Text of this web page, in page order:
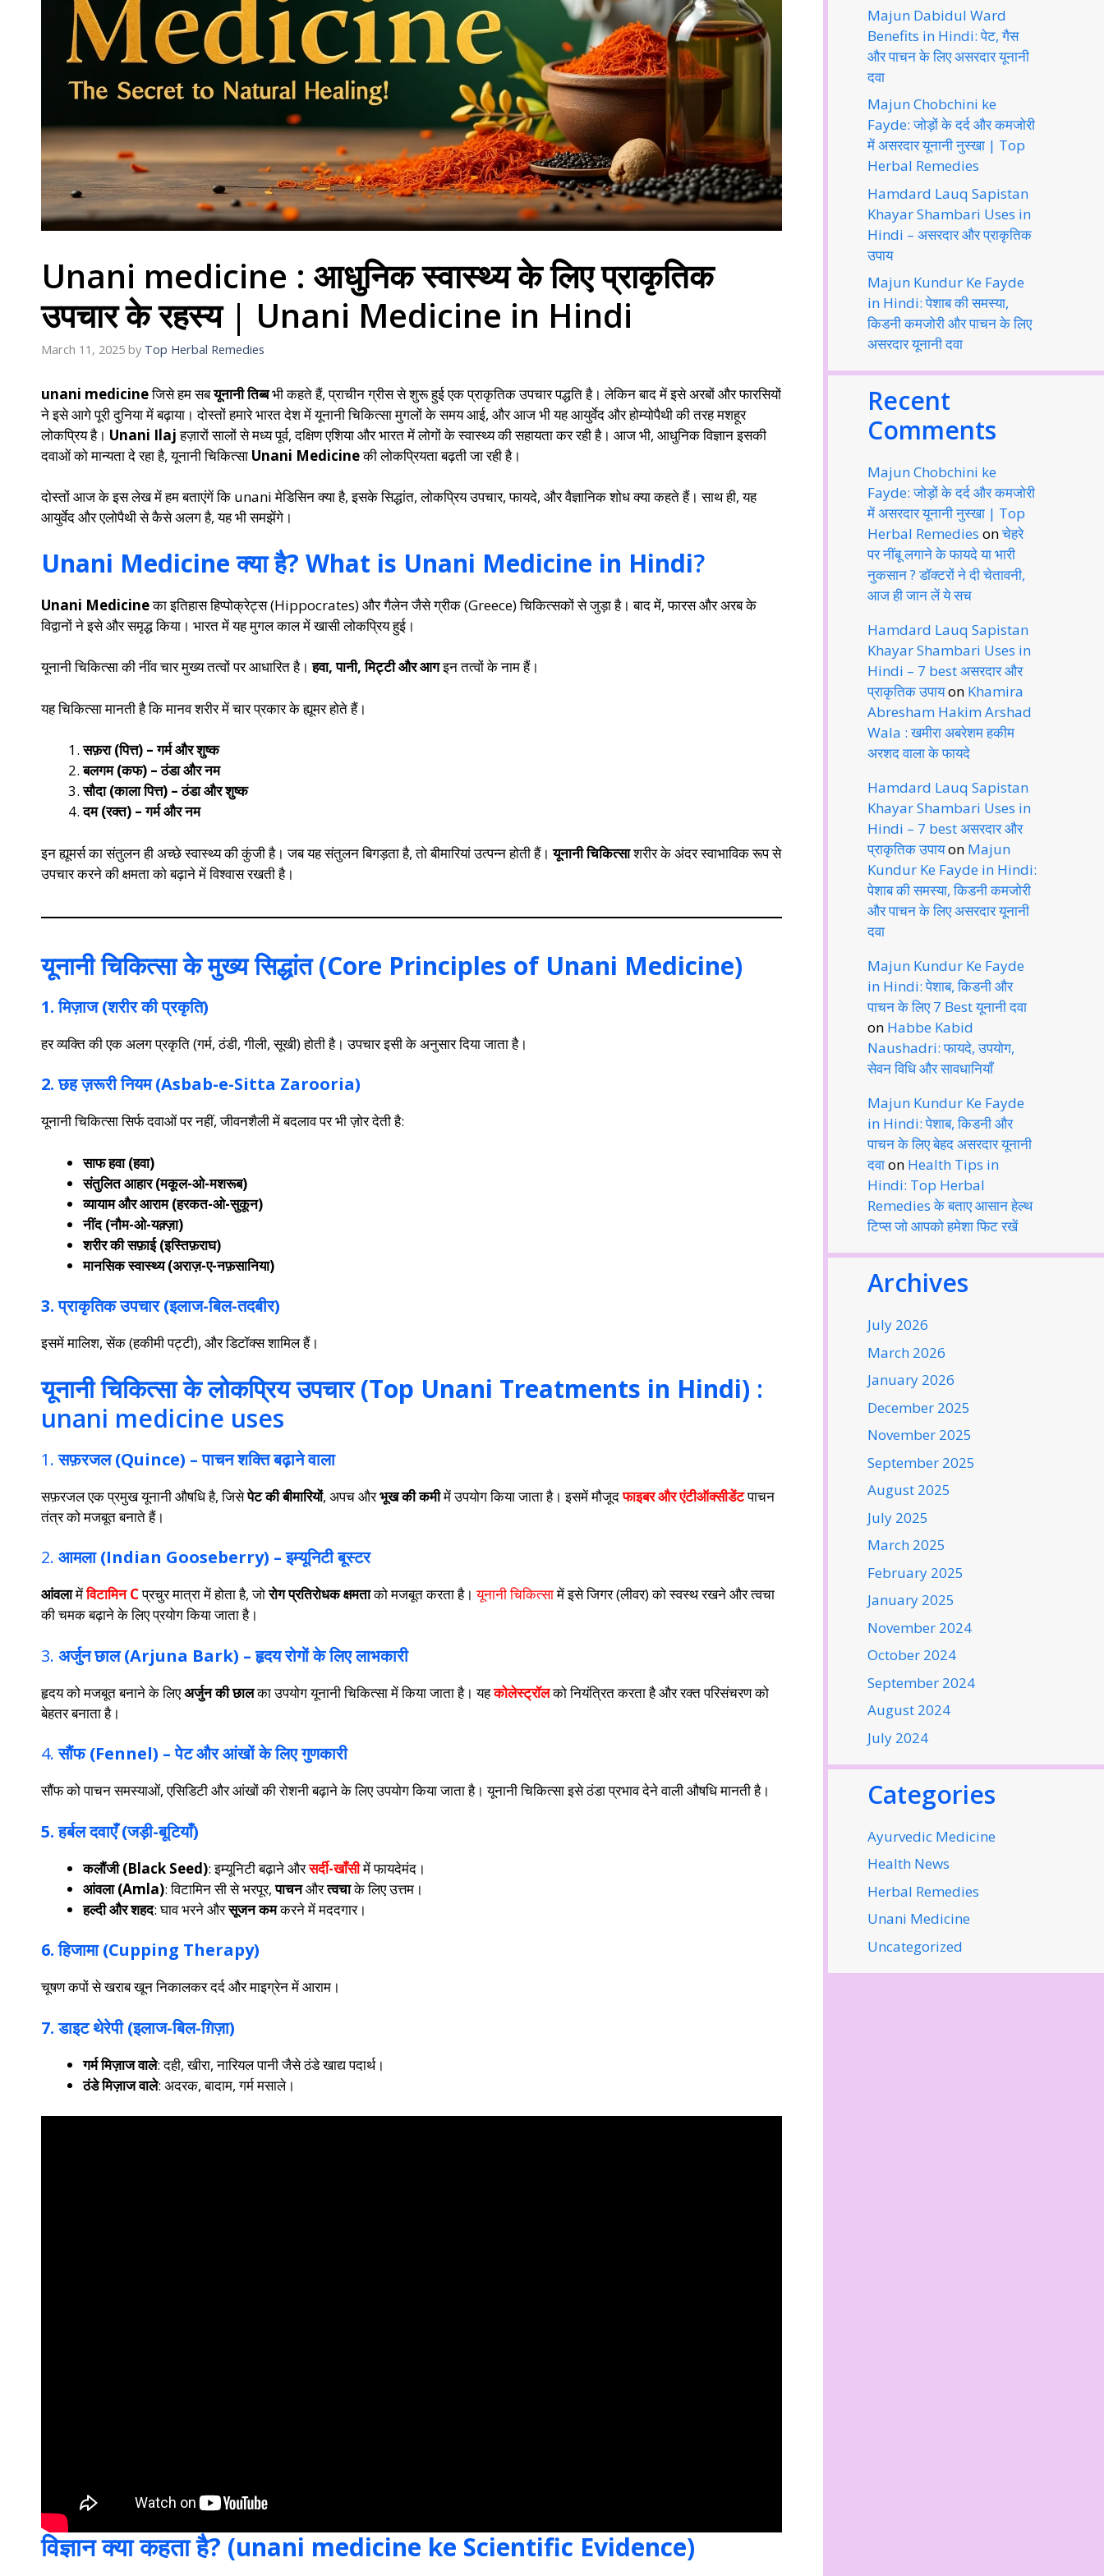
Unani medicine : आधुनिक स्वास्थ्य के लिए प्राकृतिक
उपचार के रहस्य | Unani Medicine in Hindi
March 11, 2025 by Top Herbal Remedies
unani medicineजिसे हम सबयूनानी तिब्बभी कहते हैं, प्राचीन ग्रीस से शुरू हुई एक प्राकृतिक उपचार पद्धति है। लेकिन बाद में इसे अरबों और फारसियों
ने इसे आगे पूरी दुनिया में बढ़ाया। दोस्तों हमारे भारत देश में यूनानी चिकित्सा मुगलों के समय आई, और आज भी यह आयुर्वेद और होम्योपैथी की तरह मशहूर
लोकप्रिय है। Unani Ilajहज़ारों सालों से मध्य पूर्व, दक्षिण एशिया और भारत में लोगों के स्वास्थ्य की सहायता कर रही है। आज भी, आधुनिक विज्ञान इसकी
दवाओं को मान्यता दे रहा है, यूनानी चिकित्सा Unani Medicineकी लोकप्रियता बढ़ती जा रही है।
दोस्तों आज के इस लेख में हम बताएंगें कि unani मेडिसिन क्या है, इसके सिद्धांत, लोकप्रिय उपचार, फायदे, और वैज्ञानिक शोध क्या कहते हैं। साथ ही, यह
आयुर्वेद और एलोपैथी से कैसे अलग है, यह भी समझेंगे।
Unani Medicine क्या है? What is Unani Medicine in Hindi?
Unani Medicineका इतिहास हिप्पोक्रेट्स (Hippocrates) और गैलेन जैसे ग्रीक (Greece) चिकित्सकों से जुड़ा है। बाद में, फारस और अरब के
विद्वानों ने इसे और समृद्ध किया। भारत में यह मुगल काल में खासी लोकप्रिय हुई।
यूनानी चिकित्सा की नींव चार मुख्य तत्वों पर आधारित है।हवा, पानी, मिट्टी और आगइन तत्वों के नाम हैं।
यह चिकित्सा मानती है कि मानव शरीर में चार प्रकार के ह्यूमर होते हैं।
सफ़रा (पित्त) – गर्म और शुष्क
बलगम (कफ) – ठंडा और नम
सौदा (काला पित्त) – ठंडा और शुष्क
दम (रक्त) – गर्म और नम
इन ह्यूमर्स का संतुलन ही अच्छे स्वास्थ्य की कुंजी है। जब यह संतुलन बिगड़ता है, तो बीमारियां उत्पन्न होती हैं।यूनानी चिकित्साशरीर के अंदर स्वाभाविक रूप से
उपचार करने की क्षमता को बढ़ाने में विश्वास रखती है।
यूनानी चिकित्सा के मुख्य सिद्धांत (Core Principles of Unani Medicine)
1. मिज़ाज (शरीर की प्रकृति)
हर व्यक्ति की एक अलग प्रकृति (गर्म, ठंडी, गीली, सूखी) होती है। उपचार इसी के अनुसार दिया जाता है।
2. छह ज़रूरी नियम (Asbab-e-Sitta Zarooria)
यूनानी चिकित्सा सिर्फ दवाओं पर नहीं, जीवनशैली में बदलाव पर भी ज़ोर देती है:
साफ हवा (हवा)
संतुलित आहार (मकूल-ओ-मशरूब)
व्यायाम और आराम (हरकत-ओ-सुकून)
नींद (नौम-ओ-यक़्ज़ा)
शरीर की सफ़ाई (इस्तिफ़राघ)
मानसिक स्वास्थ्य (अराज़-ए-नफ़सानिया)
3. प्राकृतिक उपचार (इलाज-बिल-तदबीर)
इसमें मालिश, सेंक (हकीमी पट्टी), और डिटॉक्स शामिल हैं।
यूनानी चिकित्सा के लोकप्रिय उपचार (Top Unani Treatments in Hindi) :
unani medicine uses
1.सफ़रजल (Quince) – पाचन शक्ति बढ़ाने वाला
सफ़रजल एक प्रमुख यूनानी औषधि है, जिसेपेट की बीमारियों, अपच औरभूख की कमीमें उपयोग किया जाता है। इसमें मौजूदफाइबर और एंटीऑक्सीडेंटपाचन
तंत्र को मजबूत बनाते हैं।
2. आमला (Indian Gooseberry) – इम्यूनिटी बूस्टर
आंवलामेंविटामिन Cप्रचुर मात्रा में होता है, जोरोग प्रतिरोधक क्षमताको मजबूत करता है।यूनानी चिकित्सामें इसे जिगर (लीवर) को स्वस्थ रखने और त्वचा
की चमक बढ़ाने के लिए प्रयोग किया जाता है।
3. अर्जुन छाल (Arjuna Bark) – हृदय रोगों के लिए लाभकारी
हृदय को मजबूत बनाने के लिएअर्जुन की छालका उपयोग यूनानी चिकित्सा में किया जाता है। यहकोलेस्ट्रॉलको नियंत्रित करता है और रक्त परिसंचरण को
बेहतर बनाता है।
4.सौंफ (Fennel) – पेट और आंखों के लिए गुणकारी
सौंफ को पाचन समस्याओं, एसिडिटी और आंखों की रोशनी बढ़ाने के लिए उपयोग किया जाता है। यूनानी चिकित्सा इसे ठंडा प्रभाव देने वाली औषधि मानती है।
5. हर्बल दवाएँ (जड़ी-बूटियाँ)
कलौंजी (Black Seed): इम्यूनिटी बढ़ाने औरसर्दी-खाँसीमें फायदेमंद।
आंवला (Amla): विटामिन सी से भरपूर,पाचनऔरत्वचाके लिए उत्तम।
हल्दी और शहद: घाव भरने औरसूजन कमकरने में मददगार।
6. हिजामा (Cupping Therapy)
चूषण कपों से खराब खून निकालकर दर्द और माइग्रेन में आराम।
7. डाइट थेरेपी (इलाज-बिल-ग़िज़ा)
गर्म मिज़ाज वाले: दही, खीरा, नारियल पानी जैसे ठंडे खाद्य पदार्थ।
ठंडे मिज़ाज वाले: अदरक, बादाम, गर्म मसाले।
विज्ञान क्या कहता है? (unani medicine ke Scientific Evidence)
Majun Dabidul Ward
Benefits in Hindi: पेट, गैस
और पाचन के लिए असरदार यूनानी
दवा
Majun Chobchini ke
Fayde: जोड़ों के दर्द और कमजोरी
में असरदार यूनानी नुस्खा | Top
Herbal Remedies
Hamdard Lauq Sapistan
Khayar Shambari Uses in
Hindi – असरदार और प्राकृतिक
उपाय
Majun Kundur Ke Fayde
in Hindi: पेशाब की समस्या,
किडनी कमजोरी और पाचन के लिए
असरदार यूनानी दवा
Recent
Comments
Majun Chobchini ke
Fayde: जोड़ों के दर्द और कमजोरी
में असरदार यूनानी नुस्खा | Top
Herbal Remedies onचेहरे
पर नींबू लगाने के फायदे या भारी
नुकसान ? डॉक्टरों ने दी चेतावनी,
आज ही जान लें ये सच
Hamdard Lauq Sapistan
Khayar Shambari Uses in
Hindi – 7 best असरदार और
प्राकृतिक उपायon Khamira
Abresham Hakim Arshad
Wala : खमीरा अबरेशम हकीम
अरशद वाला के फायदे
Hamdard Lauq Sapistan
Khayar Shambari Uses in
Hindi – 7 best असरदार और
प्राकृतिक उपायon Majun
Kundur Ke Fayde in Hindi:
पेशाब की समस्या, किडनी कमजोरी
और पाचन के लिए असरदार यूनानी
दवा
Majun Kundur Ke Fayde
in Hindi: पेशाब, किडनी और
पाचन के लिए 7 Best यूनानी दवा
on Habbe Kabid
Naushadri: फायदे, उपयोग,
सेवन विधि और सावधानियाँ
Majun Kundur Ke Fayde
in Hindi: पेशाब, किडनी और
पाचन के लिए बेहद असरदार यूनानी
दवाon Health Tips in
Hindi: Top Herbal
Remedies के बताए आसान हेल्थ
टिप्स जो आपको हमेशा फिट रखें
Archives
July 2026
March 2026
January 2026
December 2025
November 2025
September 2025
August 2025
July 2025
March 2025
February 2025
January 2025
November 2024
October 2024
September 2024
August 2024
July 2024
Categories
Ayurvedic Medicine
Health News
Herbal Remedies
Unani Medicine
Uncategorized